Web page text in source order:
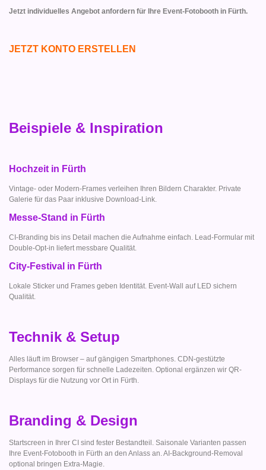
Jetzt individuelles Angebot anfordern für Ihre Event-Fotobooth in Fürth.
JETZT KONTO ERSTELLEN
Beispiele & Inspiration
Hochzeit in Fürth
Vintage- oder Modern-Frames verleihen Ihren Bildern Charakter. Private
Galerie für das Paar inklusive Download-Link.
Messe-Stand in Fürth
CI-Branding bis ins Detail machen die Aufnahme einfach. Lead-Formular mit
Double-Opt-in liefert messbare Qualität.
City-Festival in Fürth
Lokale Sticker und Frames geben Identität. Event-Wall auf LED sichern
Qualität.
Technik & Setup
Alles läuft im Browser – auf gängigen Smartphones. CDN-gestützte
Performance sorgen für schnelle Ladezeiten. Optional ergänzen wir QR-
Displays für die Nutzung vor Ort in Fürth.
Branding & Design
Startscreen in Ihrer CI sind fester Bestandteil. Saisonale Varianten passen
Ihre Event-Fotobooth in Fürth an den Anlass an. AI-Background-Removal
optional bringen Extra-Magie.